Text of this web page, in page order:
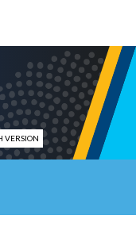
VERSION